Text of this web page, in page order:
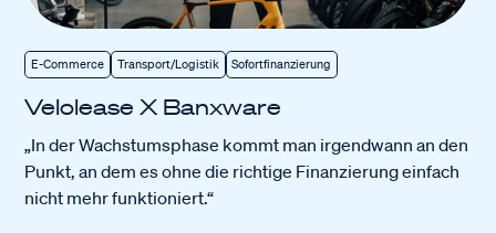
E-Commerce Transport/Logistik Sofortfinanzierung
Velolease X Banxware
„In der Wachstumsphase kommt man irgendwann an den
Punkt, an dem es ohne die richtige Finanzierung einfach
nicht mehr funktioniert.“